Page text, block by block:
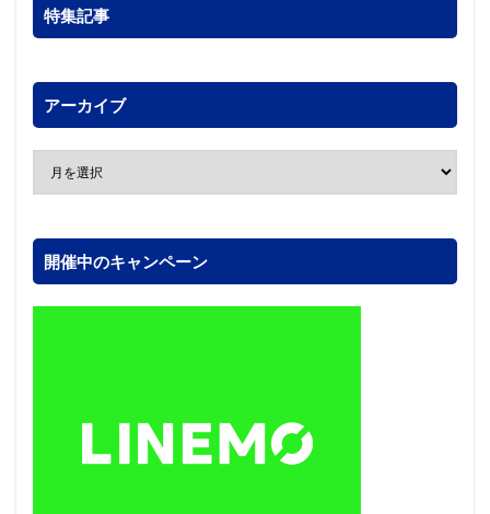
特集記事
アーカイブ
開催中のキャンペーン